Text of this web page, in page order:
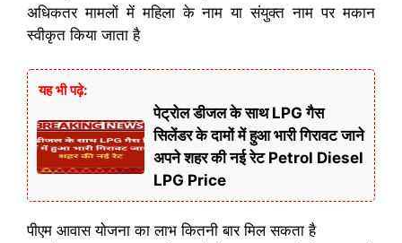
अधिकतर मामलों में महिला के नाम या संयुक्त नाम पर मकान
स्वीकृत किया जाता है
यह भी पढ़े:
पेट्रोल डीजल के साथ LPG गैस
सिलेंडर के दामों में हुआ भारी गिरावट जाने
अपने शहर की नई रेट Petrol Diesel
LPG Price
पीएम आवास योजना का लाभ कितनी बार मिल सकता है